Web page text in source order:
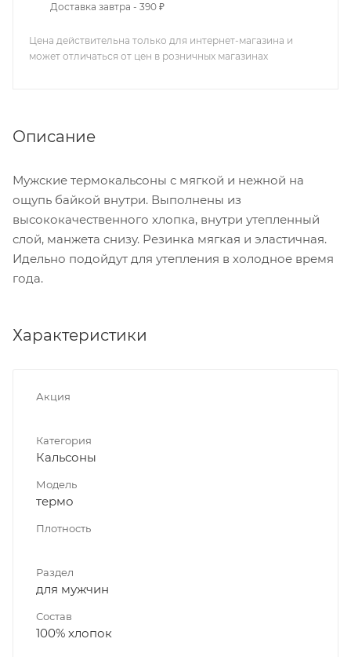
Доставка завтра - 390 ₽
Цена действительна только для интернет-магазина и
может отличаться от цен в розничных магазинах
Описание
Мужские термокальсоны с мягкой и нежной на
ощупь байкой внутри. Выполнены из
высококачественного хлопка, внутри утепленный
слой, манжета снизу. Резинка мягкая и эластичная.
Идельно подойдут для утепления в холодное время
года.
Характеристики
Акция
Категория
Кальсоны
Модель
термо
Плотность
Раздел
для мужчин
Состав
100% хлопок